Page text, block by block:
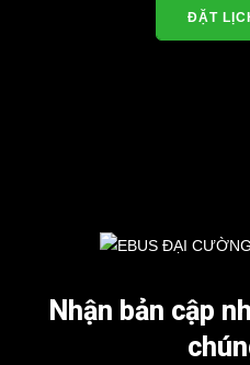
ĐẶT
Nhận bản cập